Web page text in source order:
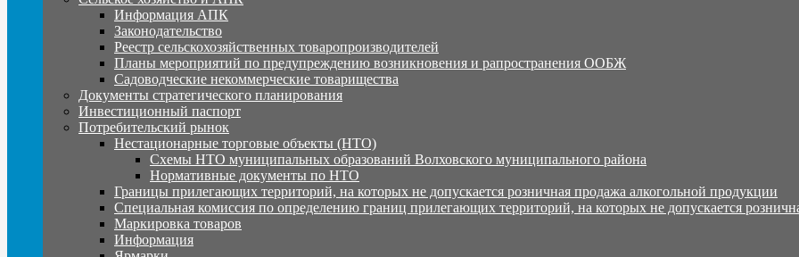
Информация АПК
Законодательство
Реестр сельскохозяйственных товаропроизводителей
Планы мероприятий по предупреждению возникновения и рапространения ООБЖ
Садоводческие некоммерческие товарищества
Документы стратегического планирования
Инвестиционный паспорт
Потребительский рынок
Нестационарные торговые объекты (НТО)
Схемы НТО муниципальных образований Волховского муниципального района
Нормативные документы по НТО
Границы прилегающих территорий, на которых не допускается розничная продажа алкогольной продукции
Специальная комиссия по определению границ прилегающих территорий, на которых не допускается
Маркировка товаров
Информация